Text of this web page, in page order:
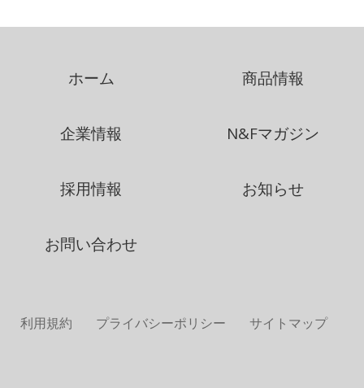
ホーム 商品情報
企業情報 N&Fマガジン
採用情報 お知らせ
お問い合わせ
利用規約 プライバシーポリシー サイトマップ